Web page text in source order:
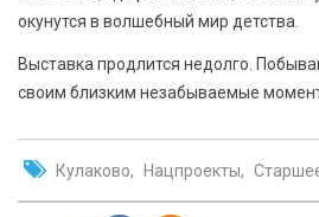
окунутся в волшебный мир детства.
Выставка продлится недолго.
своим близким незабываемые
Кулаково Нацпроекты